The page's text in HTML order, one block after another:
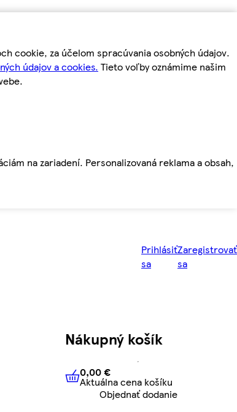
cookie, za účelom spracúvania osobných údajov.
údajov a cookies. Tieto voľby oznámime našim
na zariadení. Personalizovaná reklama a obsah,
Prihlásiť
sa
Zaregistrovať
sa
Nákupný košík
0,00 € Aktuálna cena košíku
0,00 €
Aktuálna cena košíku
Objednať dodanie